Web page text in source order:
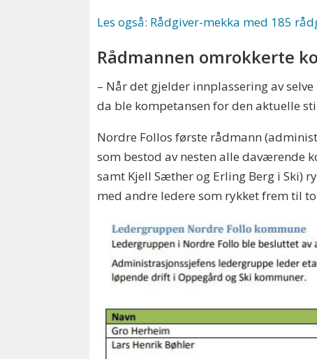
Les også: Rådgiver-mekka med 185
Rådmannen omrokkerte
– Når det gjelder innplassering av
da ble kompetansen for den aktuelle
Nordre Follos første rådmann
som bestod av nesten alle daværende
samt Kjell Sæther og Erling Berg i Ski)
med andre ledere som rykket frem til